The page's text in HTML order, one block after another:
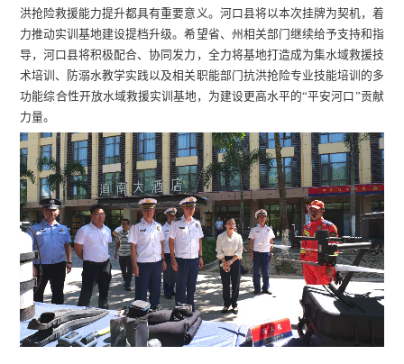
洪抢险救援能力提升都具有重要意义。河口县将以本次挂牌为契机，着
力推动实训基地建设提档升级。希望省、州相关部门继续给予支持和指
导，河口县将积极配合、协同发力，全力将基地打造成为集水域救援技
术培训、防溺水教学实践以及相关职能部门抗洪抢险专业技能培训的多
功能综合性开放水域救援实训基地，为建设更高水平的“平安河口”贡献
力量。